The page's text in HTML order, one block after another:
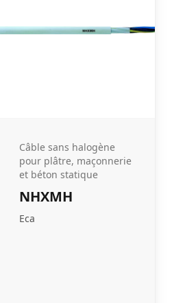
Câble sans halogène
pour plâtre, maçonnerie
et béton statique
NHXMH
Eca